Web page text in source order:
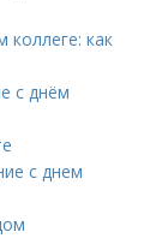
коллеге: как
с днём
с днем